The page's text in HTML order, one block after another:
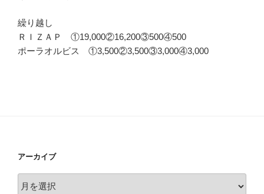
繰り越し
ＲＩＺＡＰ ①19,000②16,200③500④500
ポーラオルビス ①3,500②3,500③3,000④3,000
アーカイブ